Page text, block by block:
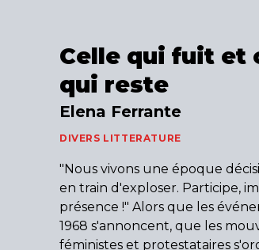
Celle qui fuit et
qui reste
Elena Ferrante
DIVERS LITTERATURE
"Nous vivons une époque
en train d'exploser. Participe,
présence !" Alors que les
1968 s'annoncent, que les
féministes et protestataires